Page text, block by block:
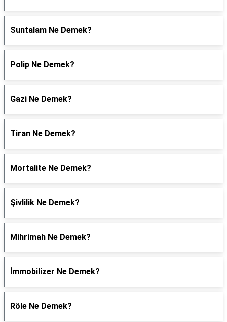
Suntalam Ne Demek?
Polip Ne Demek?
Gazi Ne Demek?
Tiran Ne Demek?
Mortalite Ne Demek?
Şivlilik Ne Demek?
Mihrimah Ne Demek?
İmmobilizer Ne Demek?
Röle Ne Demek?